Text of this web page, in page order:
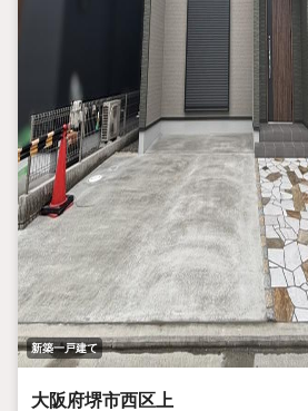
新築一戸建て
大阪府堺市西区上